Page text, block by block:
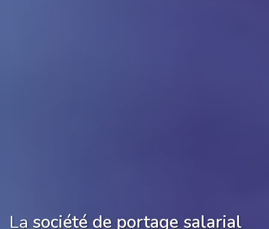
La société de portage salarial